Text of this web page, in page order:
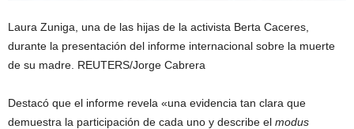
Laura Zuniga, una de las hijas de la activista Berta Caceres,
durante la presentación del informe internacional sobre la muerte
de su madre. REUTERS/Jorge Cabrera
Destacó que el informe revela «una evidencia tan clara que
demuestra la participación de cada uno y describe el modus